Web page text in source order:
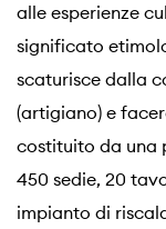
alle esperienze
significato
scaturisce dalla
(artigiano) e
costituito da una
450 sedie, 20
impianto di